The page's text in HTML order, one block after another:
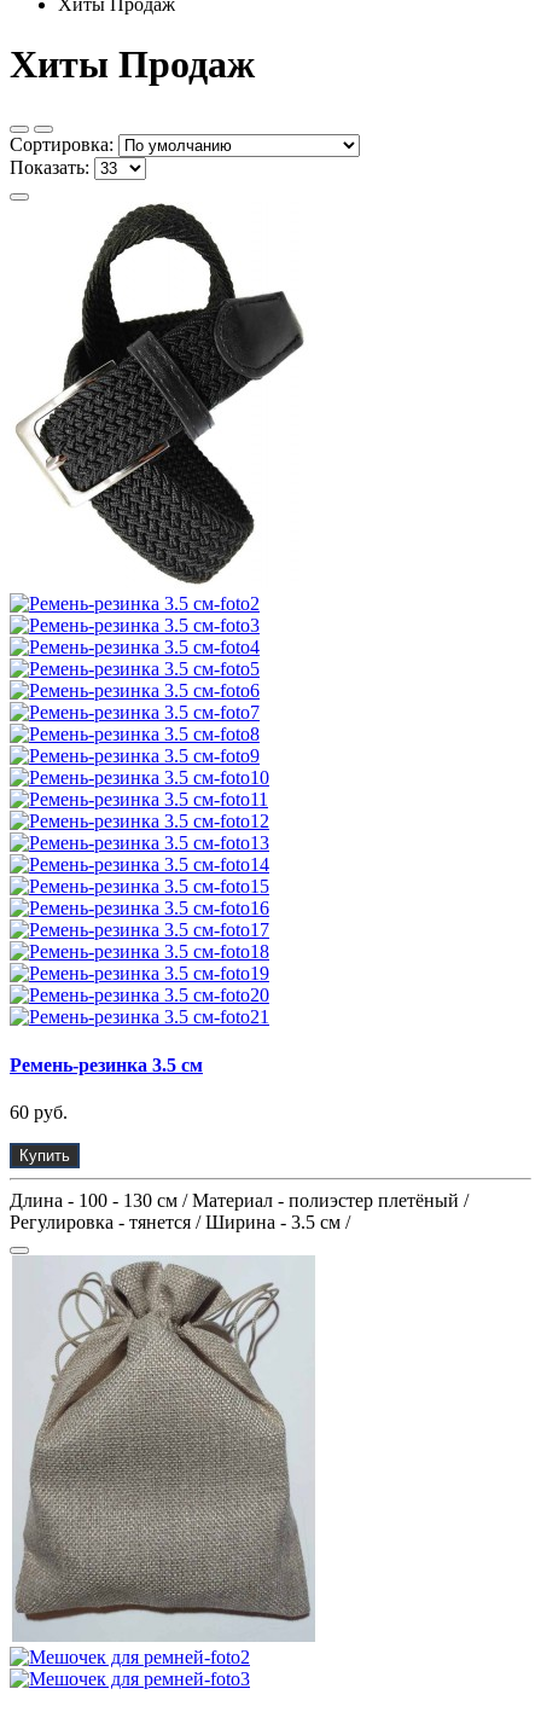
Хиты Продаж
Хиты Продаж
Сортировка:
Показать:
Ремень-резинка 3.5 см
60 руб.
Купить
Длина - 100 - 130 см / Материал - полиэстер плетёный /
Регулировка - тянется / Ширина - 3.5 см /